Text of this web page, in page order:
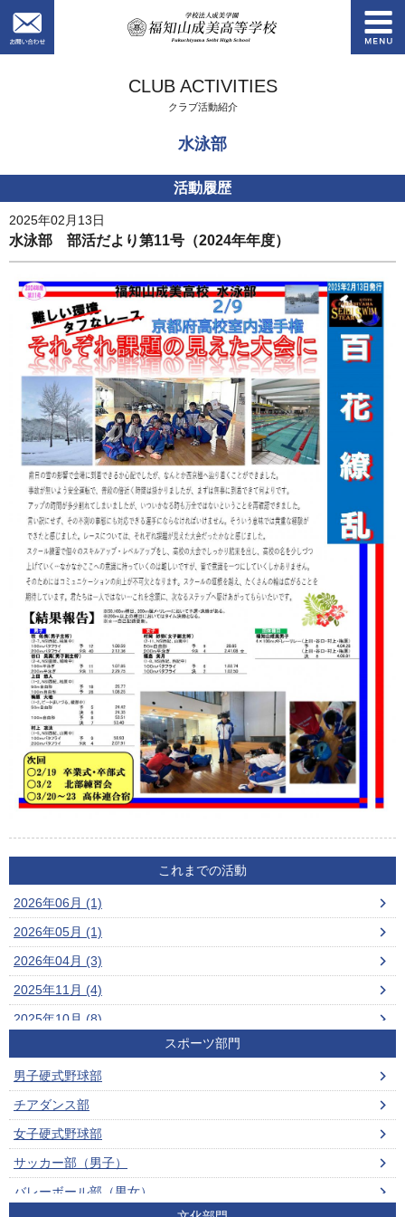
学校法人成美学
CLUB ACTIVITIES
クラブ活動紹介
水泳部
活動履歴
2025年02月13日
水泳部 部活だより第11号（2024年年度）
これまでの活動
2026年06月 (1)
2026年05月 (1)
2026年04月 (3)
2025年11月 (4)
2025年10月 (8)
2025年08月 (5)
2025年07月 (3)
2025年06月 (2)
2025年05月 (1)
2025年04月 (1)
スポーツ部門
男子硬式野球部
チアダンス部
女子硬式野球部
サッカー部（男子）
バレーボール部（男女）